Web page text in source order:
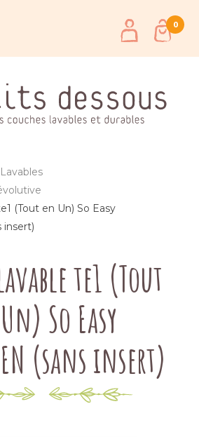
0
(Tout en Un) So Easy
insert)
te1 (Tout
So Easy
(sans insert)